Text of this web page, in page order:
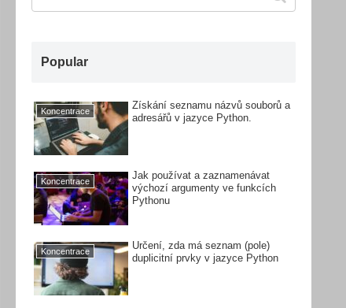
Popular
Koncentrace
Získání seznamu názvů souborů a
adresářů v jazyce Python.
Koncentrace
Jak používat a zaznamenávat
výchozí argumenty ve funkcích
Pythonu
Koncentrace
Určení, zda má seznam (pole)
duplicitní prvky v jazyce Python